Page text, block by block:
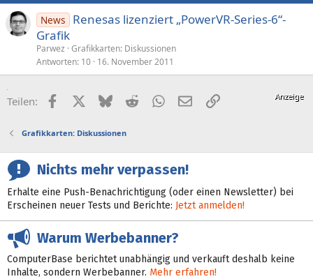
News
Renesas lizenziert „PowerVR-Series-6“-
Grafik
Parwez Grafikkarten: Diskussionen
Antworten 10 16. November 2011
Teilen: FacebookX (Twitter)
BlueskyRedditWhatsApp
E-MailLink
Grafikkarten: Diskussionen
Nichts mehr verpassen!
Erhalte eine Push-Benachrichtigung (oder einen Newsletter) bei
Erscheinen neuer Tests und Berichte: Jetzt anmelden!
Warum Werbebanner?
ComputerBase berichtet unabhängig und verkauft deshalb keine
Inhalte, sondern Werbebanner. Mehr erfahren!